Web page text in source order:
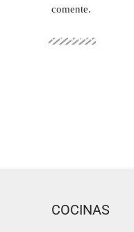
comente.
SUBMIT
COCINAS